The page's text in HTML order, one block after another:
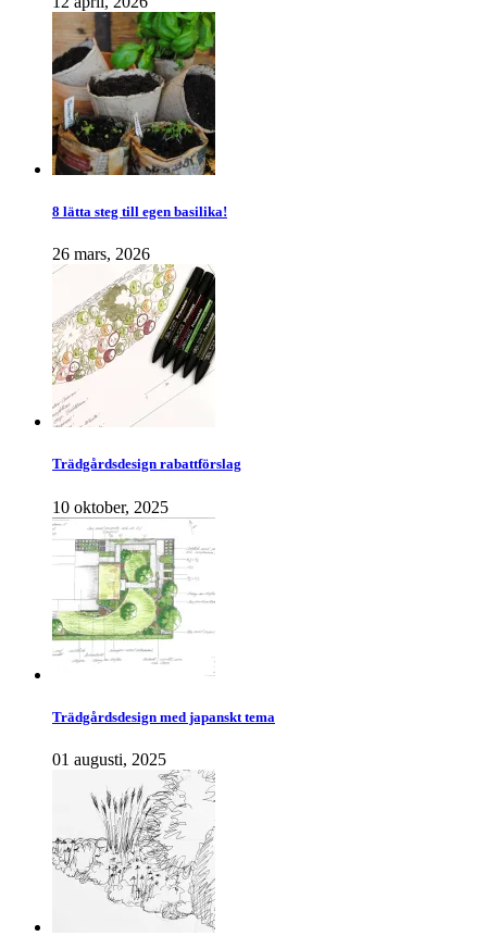
8 lätta steg till egen basilika!
26 mars, 2026
Trädgårdsdesign rabattförslag
10 oktober, 2025
Trädgårdsdesign med japanskt tema
01 augusti, 2025